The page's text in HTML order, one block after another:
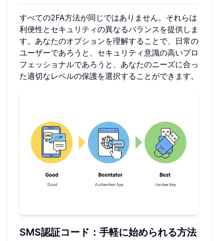
すべての2FA方法が同じではありません。それらは
利便性とセキュリティの異なるバランスを提供しま
す。あなたのオプションを理解することで、日常の
ユーザーであろうと、セキュリティ意識の高いプロ
フェッショナルであろうと、あなたのニーズに合っ
た適切なレベルの保護を選択することができます。
SMS認証コード：手軽に始められる方法